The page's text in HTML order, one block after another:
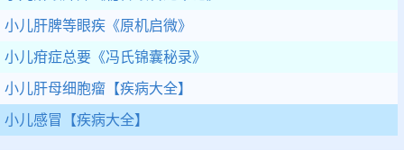
小儿肝脾等眼疾 《原机启微》
小儿疳症总要 《冯氏锦囊秘录》
小儿肝母细胞瘤 【疾病大全】
小儿感冒 【疾病大全】